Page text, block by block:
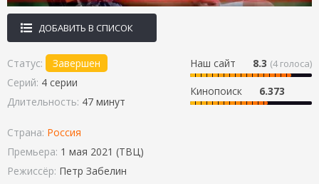
ДОБАВИТЬ В СПИСОК
Наш сайт 8.3 (4голоса)
Кинопоиск 6.373
Статус:
Завершен
Серий: 4 серии
Длительность: 47 минут
Страна: Россия
Премьера: 1 мая 2021 (ТВЦ)
Режиссёр: Петр Забелин